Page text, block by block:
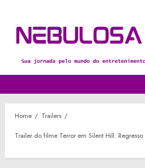
content
Home Trailers
Trailer do filme Terror em Silent Hill: